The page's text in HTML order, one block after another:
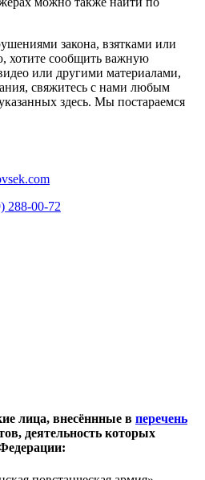
закона, взятками или
хотите сообщить важную
или другими материалами,
свяжитесь с нами любым
здесь. Мы постараемся
288-00-72
лица, внесённные в перечень
деятельность которых